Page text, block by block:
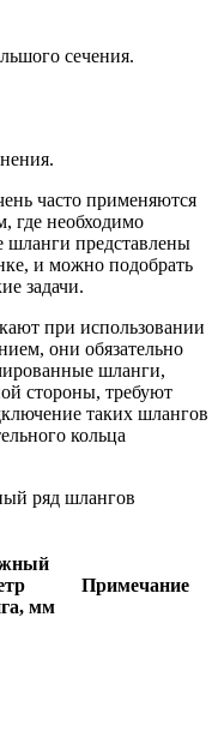
сечения.
часто применяются
где необходимо
шланги представлены
и можно подобрать
задачи.
при использовании
они обязательно
шланги,
стороны, требуют
таких шлангов
кольца
ряд шлангов
мм
Примечание